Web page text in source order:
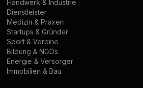
Handwerk & Industrie
Dienstleister
Medizin & Praxen
Startups & Gründer
Sport & Vereine
Bildung & NGOs
Energie & Versorger
Immobilien & Bau